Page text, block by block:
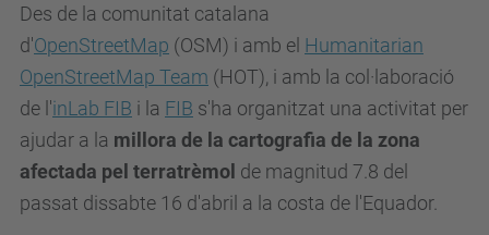
c
c
d
.
u
p
c
Des de la comunitat catalana
d'OpenStreetMap (OSM) i amb el Humanitarian
OpenStreetMap Team (HOT), i amb la col·laboració
de l'inLab FIB i la FIB s'ha organitzat una activitat per
ajudar a la millora de la cartografia de la zona
afectada pel terratrèmol de magnitud 7.8 del
passat dissabte 16 d'abril a la costa de l'Equador.